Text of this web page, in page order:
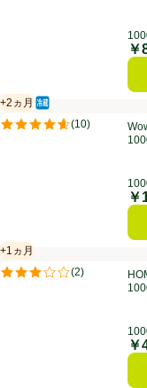
価
￥
Wow-Food コールドプレ
+2ヵ月
賞味・消費期限保証：2
冷蔵食品
(10)
評価は10件のレビューで
価
￥
HOMER カフェインレス
+1ヵ月
賞味・消費期限保証：1
(2)
評価は2件のレビューで5
価
￥